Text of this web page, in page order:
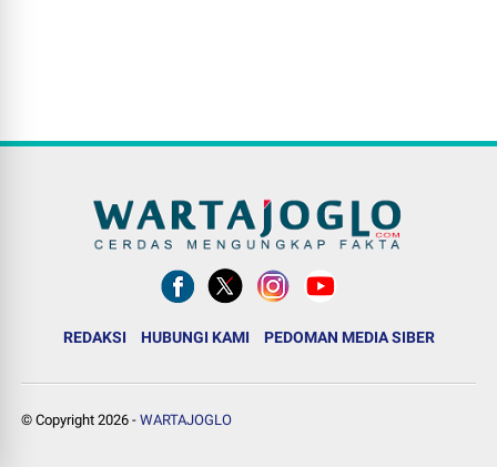
REDAKSI HUBUNGI KAMI PEDOMAN MEDIA SIBER
© Copyright2026 -WARTAJOGLO